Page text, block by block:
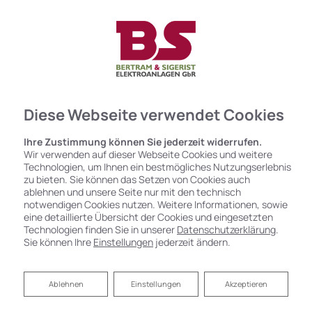
Service
Auftragserteilung
Diese Webseite verwendet Cookies
Ihre Zustimmung können Sie jederzeit widerrufen.
Wir verwenden auf dieser Webseite Cookies und weitere
Technologien, um Ihnen ein bestmögliches Nutzungserlebnis
zu bieten. Sie können das Setzen von Cookies auch
ablehnen und unsere Seite nur mit den technisch
notwendigen Cookies nutzen. Weitere Informationen, sowie
eine detaillierte Übersicht der Cookies und eingesetzten
Technologien finden Sie in unserer Datenschutzerklärung.
Sie können Ihre Einstellungen jederzeit ändern.
Akzeptieren
Einstellungen
Ablehnen
Ablehnen